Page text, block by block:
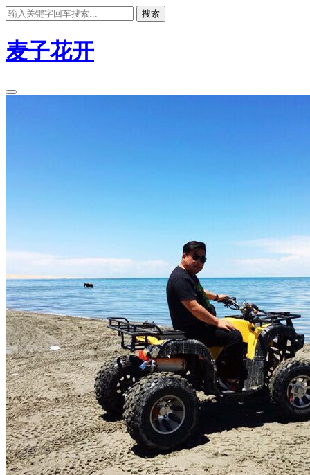
搜索
麦子花开